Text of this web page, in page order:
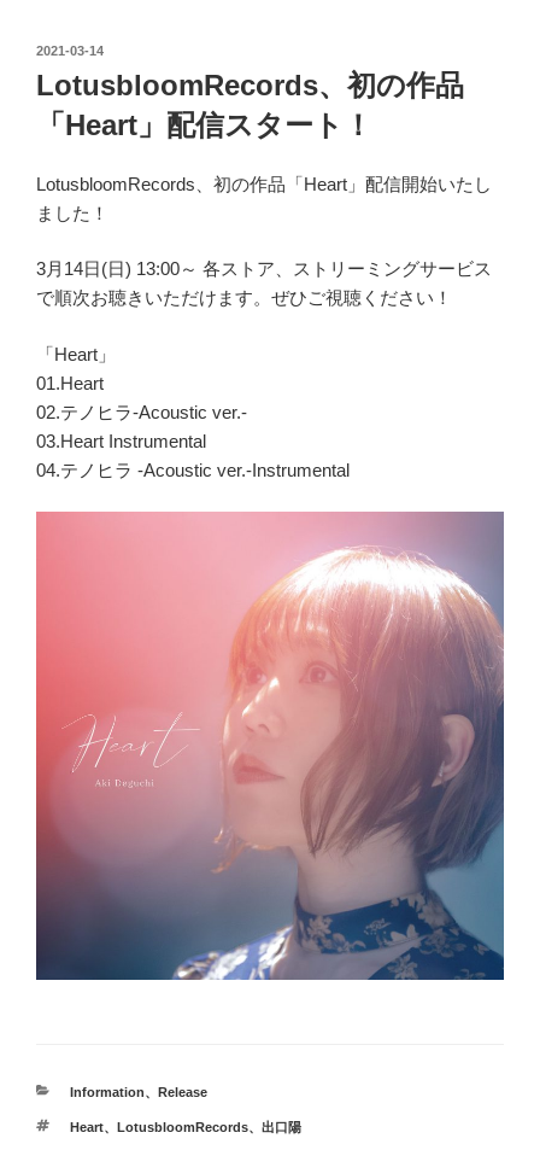
投
日:
2021-03-14
LotusbloomRecords、初の作品
「Heart」配信スタート！
LotusbloomRecords、初の作品「Heart」配信開始いたし
ました！
3月14日(日) 13:00～ 各ストア、ストリーミングサービス
で順次お聴きいただけます。ぜひご視聴ください！
「Heart」
01.Heart
02.テノヒラ-Acoustic ver.-
03.Heart Instrumental
04.テノヒラ -Acoustic ver.-Instrumental
カ
ゴ
Information、 Release
タ
Heart、 LotusbloomRecords、 出口陽